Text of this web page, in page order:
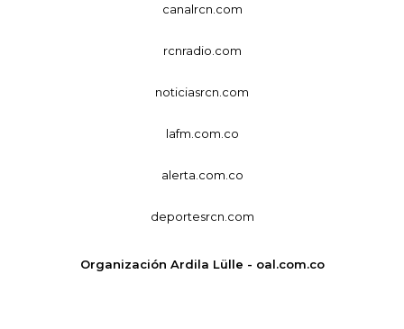
canalrcn.com
rcnradio.com
noticiasrcn.com
lafm.com.co
alerta.com.co
deportesrcn.com
Organización Ardila Lülle - oal.com.co